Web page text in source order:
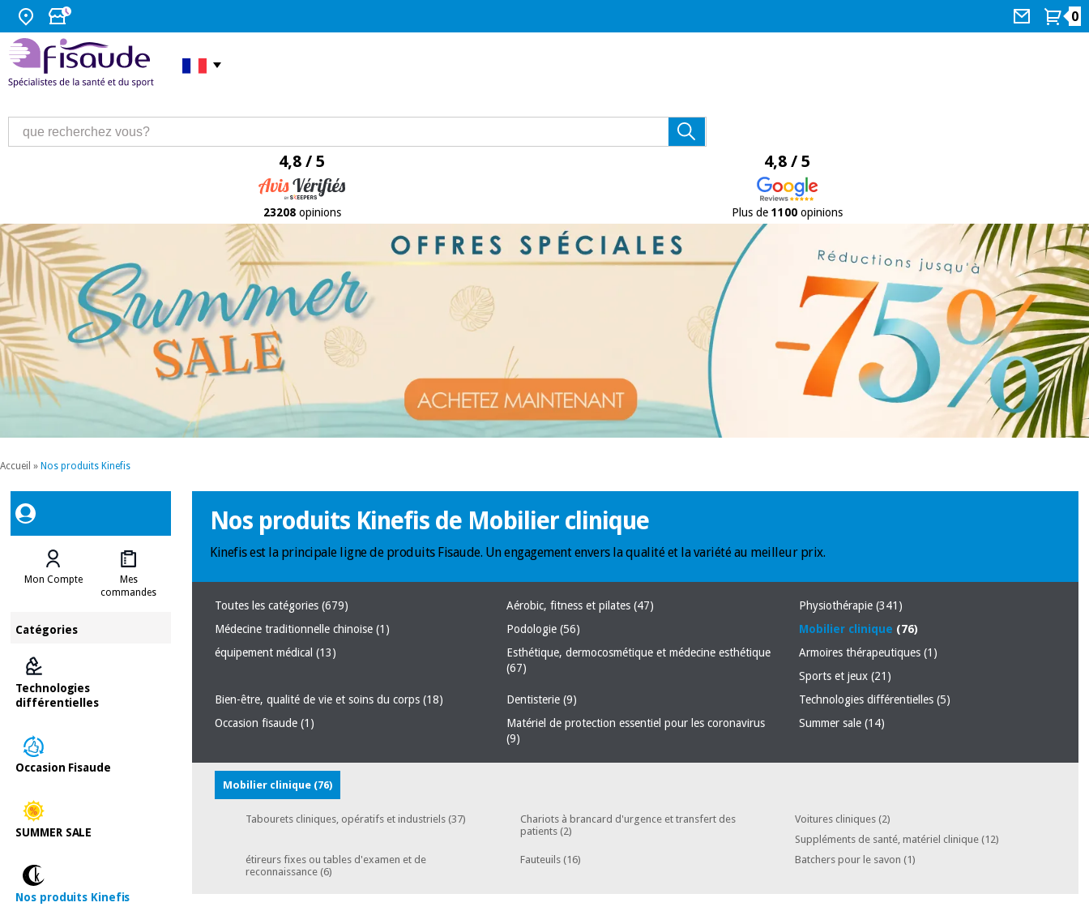
0
4,8 / 5
23208opinions
4,8 / 5
Plus de 1100opinions
Accueil » Nos produits Kinefis
Mon Compte
Mes
commandes
Catégories
Technologies
différentielles
Occasion Fisaude
SUMMER SALE
Nos produits Kinefis
Nos produits Kinefis de Mobilier clinique
Kinefis est la principale ligne de produits Fisaude. Un engagement envers la qualité et la variété au meilleur prix.
Toutes les catégories (679) Aérobic, fitness et pilates(47) Physiothérapie(341)
Médecine traditionnelle chinoise (1) Podologie(56) Mobilier clinique (76)
équipement médical (13)
Esthétique, dermocosmétique et médecine esthétique
(67)
Armoires thérapeutiques(1)
Sports et jeux(21)
Bien-être, qualité de vie et soins du corps (18) Dentisterie(9) Technologies différentielles(5)
Occasion fisaude (1)
Matériel de protection essentiel pour les coronavirus
(9)
Summer sale(14)
Mobilier clinique (76)
Tabourets cliniques, opératifs et industriels (37)
Chariots à brancard d'urgence et transfert des
patients (2)
Voitures cliniques (2)
Suppléments de santé, matériel clinique (12)
étireurs fixes ou tables d'examen et de
reconnaissance (6)
Fauteuils (16) Batchers pour le savon (1)